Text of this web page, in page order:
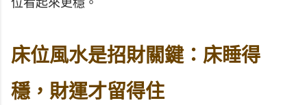
位看起來更穩。
床位風水是招財關鍵：床睡得
穩，財運才留得住